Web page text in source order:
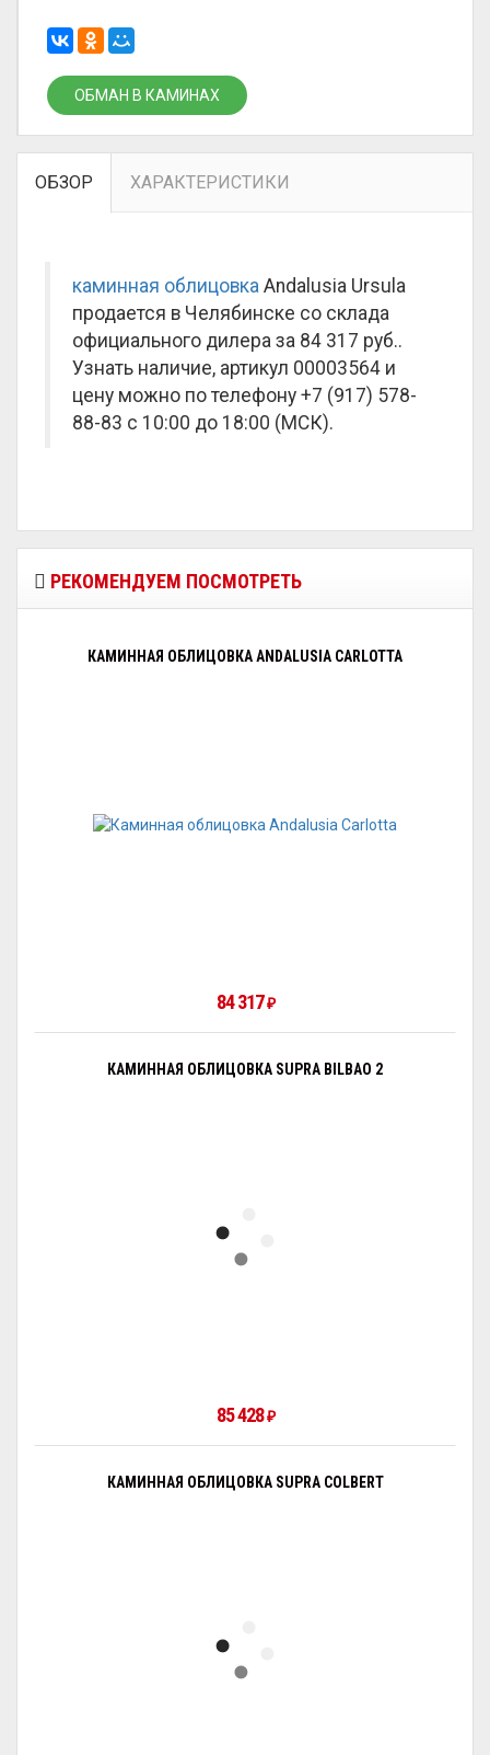
ОБМАН В КАМИНАХ
ОБЗОР ХАРАКТЕРИСТИКИ
каминная облицовка Andalusia Ursula
продается в Челябинске со склада
официального дилера за 84 317 руб..
Узнать наличие, артикул 00003564 и
цену можно по телефону +7 (917) 578-
88-83 с 10:00 до 18:00 (МСК).
РЕКОМЕНДУЕМ ПОСМОТРЕТЬ
КАМИННАЯ ОБЛИЦОВКА ANDALUSIA CARLOTTA
84 317₽
КАМИННАЯ ОБЛИЦОВКА SUPRA BILBAO 2
85 428₽
КАМИННАЯ ОБЛИЦОВКА SUPRA COLBERT